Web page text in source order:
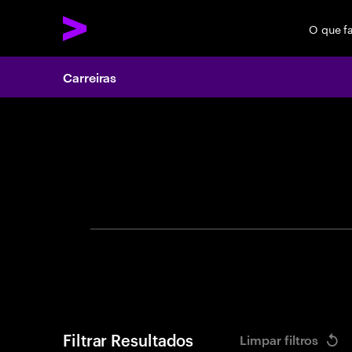
O que
Carreiras
Filtrar Resultados Limpar filtros